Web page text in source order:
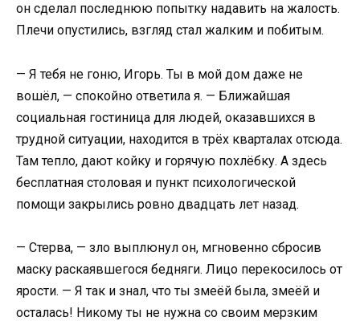
он сделал последнюю попытку надавить на жалость.
Плечи опустились, взгляд стал жалким и побитым.
— Я тебя не гоню, Игорь. Ты в мой дом даже не
вошёл, — спокойно ответила я. — Ближайшая
социальная гостиница для людей, оказавшихся в
трудной ситуации, находится в трёх кварталах отсюда.
Там тепло, дают койку и горячую похлёбку. А здесь
бесплатная столовая и пункт психологической
помощи закрылись ровно двадцать лет назад.
— Стерва, — зло выплюнул он, мгновенно сбросив
маску раскаявшегося бедняги. Лицо перекосилось от
ярости. — Я так и знал, что ты змеёй была, змеёй и
осталась! Никому ты не нужна со своим мерзким